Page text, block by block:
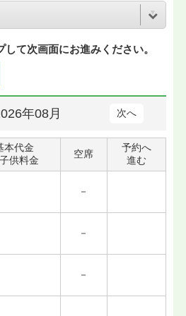
て次画面にお進みください。
年08月 次へ
本代金
供料金
空席
予約へ
進む
－
－
－